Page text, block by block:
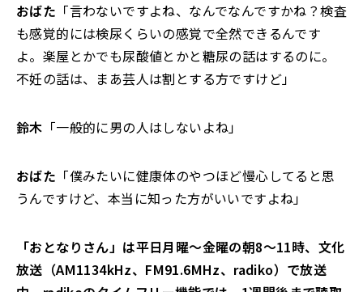
おばた 「言わないですよね、なんでなんですかね？検査
も感覚的には検尿くらいの感覚で全然できるんです
よ。楽屋とかでも尿酸値とかと糖尿の話はするのに。
不妊の話は、まあ芸人は割とする方ですけど」
鈴木 「一般的に男の人はしないよね」
おばた 「僕みたいに健康体のやつほど慢心してると思
うんですけど、本当に知った方がいいですよね」
「おとなりさん」は平日月曜～金曜の朝8～11時、文化
放送（AM1134kHz、FM91.6MHz、radiko）で放送